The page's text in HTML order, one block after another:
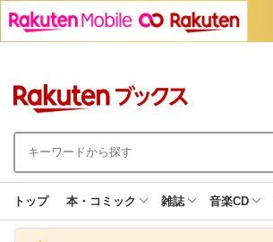
トップ 本・コミック 雑誌 音楽CD